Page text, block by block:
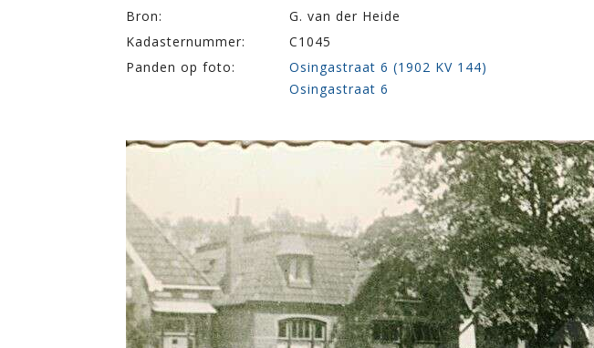
Bron:
G. van der Heide
Kadasternummer:
C1045
Panden op foto:
Osingastraat 6 (1902 KV 144)
Osingastraat 6